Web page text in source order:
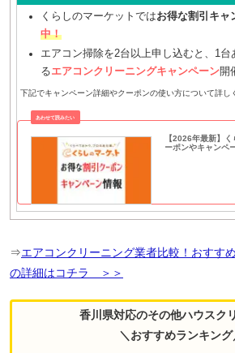
くらしのマーケットではお得な割引キャ
中！
エアコン掃除を2台以上申し込むと、1台
るエアコンクリーニングキャンペーン開
下記でキャンペーン詳細やクーポンの使い方について詳し
【2026年最新】
ーポンやキャンペ
⇒エアコンクリーニング業者比較！おすす
の詳細はコチラ ＞＞
香川県対応のその他ハウスク
＼おすすめランキング